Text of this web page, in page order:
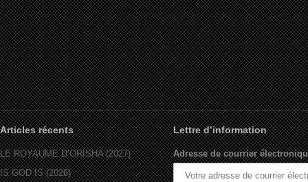
Articles récents
LE ROYAUME D’ORÏSHA (2027)
IS GOD IS (2026)
Lettre d’information
Adresse de courrier